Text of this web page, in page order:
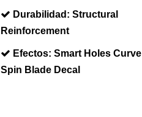
Durabilidad: Structural
Reinforcement
Efectos: Smart Holes Curve
Spin Blade Decal